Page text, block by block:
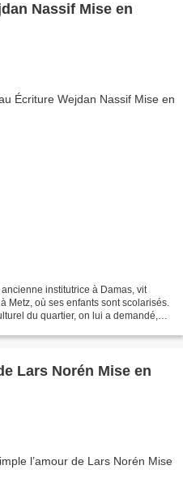
institutrice à Damas, vit
Metz, où ses enfants sont scolarisés.
du quartier, on lui a demandé,
Lars Norén Mise en